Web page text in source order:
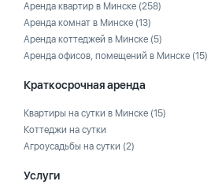
Аренда квартир в Минске (258)
Аренда комнат в Минске (13)
Аренда коттеджей в Минске (5)
Аренда офисов, помещений в Минске (15)
Краткосрочная аренда
Квартиры на сутки в Минске (15)
Коттеджи на сутки
Агроусадьбы на сутки (2)
Услуги